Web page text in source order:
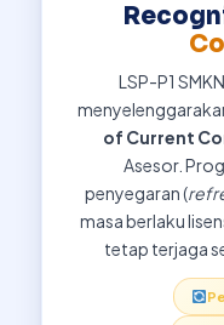
LSP-P1
of Current
Asesor.
penyegaran (
masa berlaku
tetap terjaga